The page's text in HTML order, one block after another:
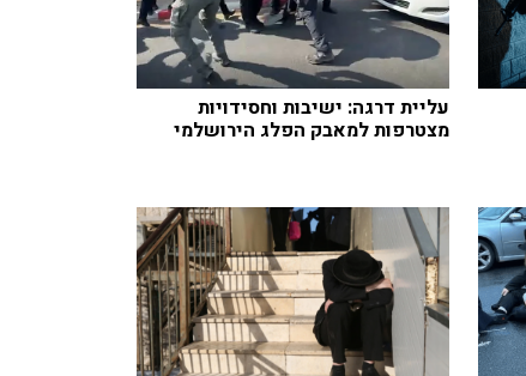
עליית דרגה: ישיבות וחסידויות
מצטרפות למאבק הפלג הירושלמי